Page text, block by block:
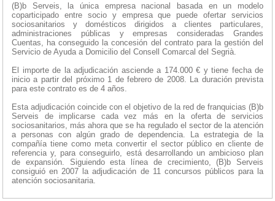
(B)b Serveis, la única empresa nacional basada en un modelo
coparticipado entre socio y empresa que puede ofertar servicios
sociosanitarios y domésticos dirigidos a clientes particulares,
administraciones públicas y empresas consideradas Grandes
Cuentas, ha conseguido la concesión del contrato para la gestión del
Servicio de Ayuda a Domicilio del Consell Comarcal del Segrià.
El importe de la adjudicación asciende a 174.000 € y tiene fecha de
inicio a partir del próximo 1 de febrero de 2008. La duración prevista
para este contrato es de 4 años.
Esta adjudicación coincide con el objetivo de la red de franquicias (B)b
Serveis de implicarse cada vez más en la oferta de servicios
sociosanitarios, más ahora que se ha regulado el sector de la atención
a personas con algún grado de dependencia. La estrategia de la
compañía tiene como meta convertir el sector público en cliente de
referencia y, para conseguirlo, está desarrollando un ambicioso plan
de expansión. Siguiendo esta línea de crecimiento, (B)b Serveis
consiguió en 2007 la adjudicación de 11 concursos públicos para la
atención sociosanitaria.